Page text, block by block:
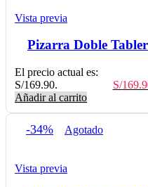
Vista previa
Pizarra Doble
S/
El precio actual es:
S/169.90.
Añadir al carrito
-34% Agotado
Vista previa